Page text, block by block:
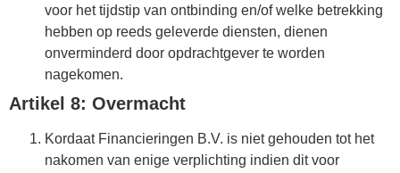
voor het tijdstip van ontbinding en/of welke betrekking
hebben op reeds geleverde diensten, dienen
onverminderd door opdrachtgever te worden
nagekomen.
Artikel 8: Overmacht
Kordaat Financieringen B.V. is niet gehouden tot het
nakomen van enige verplichting indien dit voor